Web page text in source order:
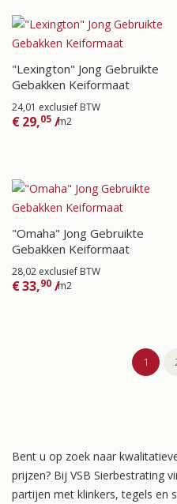
"Lexington" Jong Gebruikte
Gebakken Keiformaat
24,01 exclusief BTW
€29,05 /m2
"Omaha" Jong Gebruikte
Gebakken Keiformaat
28,02 exclusief BTW
€33,90 /m2
1
Bent u op zoek naar
prijzen? Bij VSB Sierbestrating
partijen met klinkers, tegels en